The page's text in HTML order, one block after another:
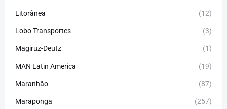
Litorânea (12)
Lobo Transportes (3)
Magiruz-Deutz (1)
MAN Latin America (19)
Maranhão (87)
Maraponga (257)